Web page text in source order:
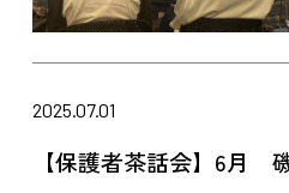
2025.07.01
【保護者茶話会】6月